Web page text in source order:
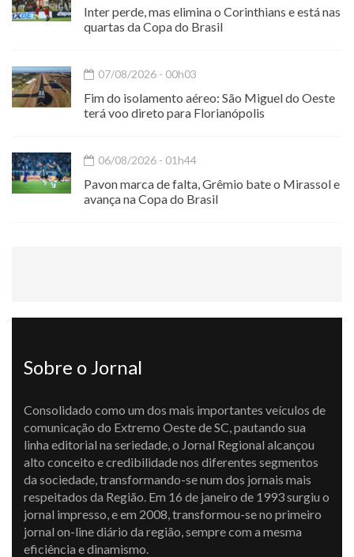
Inter perde, mas elimina o Corinthians e está nas
quartas da Copa do Brasil
07/08/2026 - 00h03
Fim do isolamento aéreo: São Miguel do Oeste
terá voo direto para Florianópolis
06/08/2026 - 01h44
Pavon marca de falta, Grêmio bate o Mirassol e
avança na Copa do Brasil
Sobre o Jornal
Consolidado como um dos mais importantes veículos de
comunicação do Extremo Oeste de SC, pautando sua
linha editorial na seriedade, o Jornal Regional alcançou
alto conceito e credibilidade nos diferentes segmentos
da sociedade, transformando-se num dos jornais mais
respeitados da Região. Em 16 de janeiro de 1993 surgiu o
jornal impresso, e em 2008, transformou-se no primeiro
jornal on-line diário da região, sempre com a mesma
eficiência e dinamismo.